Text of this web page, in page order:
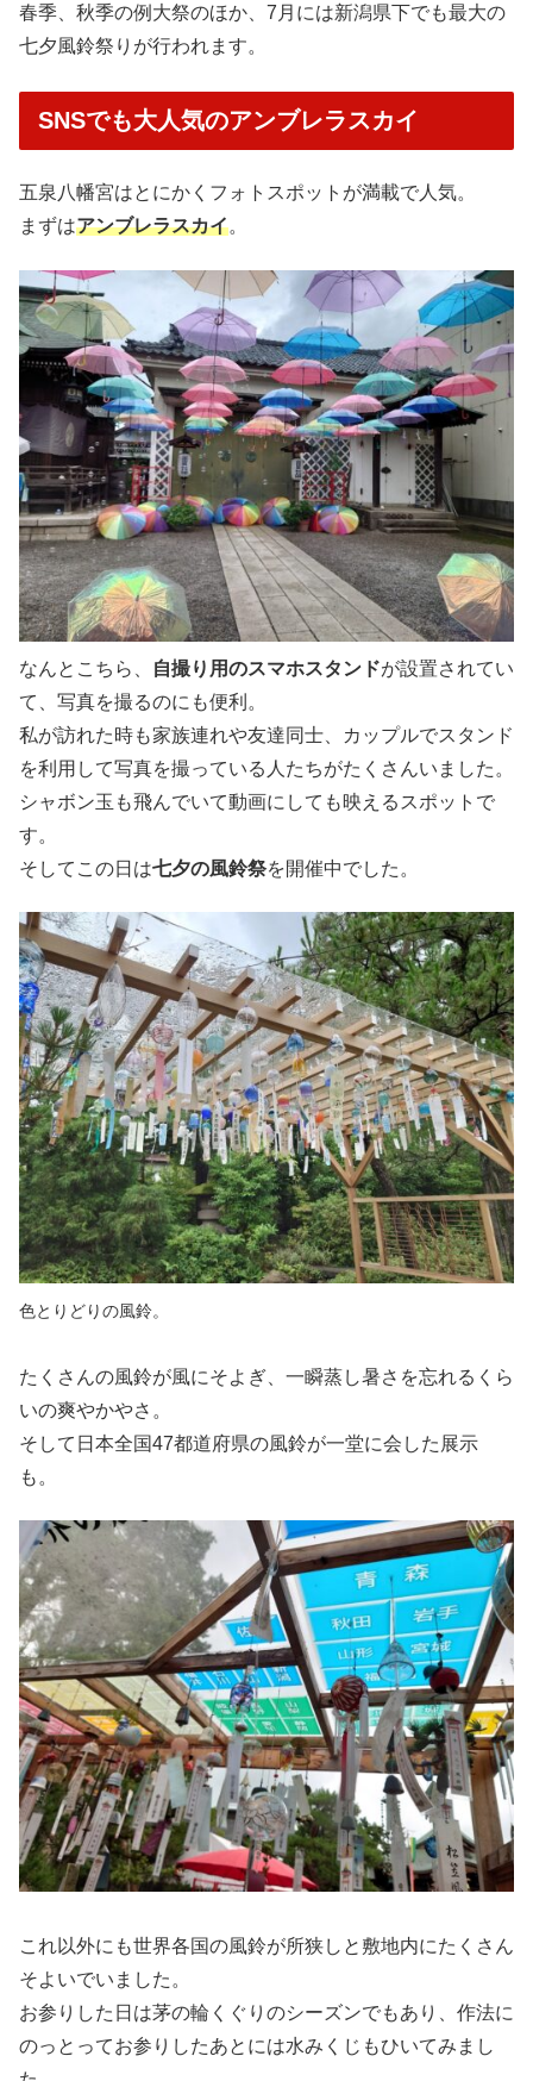
春季、秋季の例大祭のほか、7月には新潟県下でも最大の
七夕風鈴祭りが行われます。
SNSでも大人気のアンブレラスカイ
五泉八幡宮はとにかくフォトスポットが満載で人気。
まずはアンブレラスカイ。
なんとこちら、 自撮り用のスマホスタンドが設置されてい
て、写真を撮るのにも便利。
私が訪れた時も家族連れや友達同士、カップルでスタンド
を利用して写真を撮っている人たちがたくさんいました。
シャボン玉も飛んでいて動画にしても映えるスポットで
す。
そしてこの日は七夕の風鈴祭を開催中でした。
色とりどりの風鈴。
たくさんの風鈴が風にそよぎ、一瞬蒸し暑さを忘れるくら
いの爽やかやさ。
そして日本全国47都道府県の風鈴が一堂に会した展示
も。
これ以外にも世界各国の風鈴が所狭しと敷地内にたくさん
そよいでいました。
お参りした日は茅の輪くぐりのシーズンでもあり、作法に
のっとってお参りしたあとには水みくじもひいてみまし